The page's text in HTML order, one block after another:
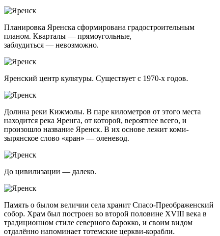
Планировка Яренска сформирована градостроительным
планом. Кварталы — прямоугольные,
заблудиться — невозможно.
Яренский центр культуры. Существует с 1970-х годов.
Долина реки Кижмолы. В паре километров от этого места
находится река Яренга, от которой, вероятнее всего, и
произошло название Яренск. В их основе лежит коми-
зырянское слово «яран» — оленевод.
До цивилизации — далеко.
Память о былом величии села хранит Спасо-Преображенский
собор. Храм был построен во второй половине XVIII века в
традиционном стиле северного барокко, и своим видом
отдалённо напоминает тотемские церкви-корабли.